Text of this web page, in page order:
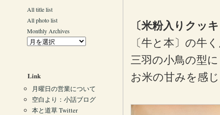
〔米粉入りクッ
〔牛と本〕の牛
三羽の小鳥の型
お米の甘みを感
All title list
All photo list
Monthly Archives
Link
月曜日の営業について
空白より：小話ブログ
本と道草 Twitter